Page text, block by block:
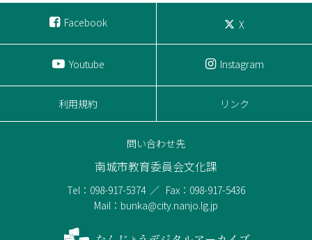
Facebook X
Youtube Instagram
利用規約 リンク
問い合わせ先
南城市教育委員会文化課
Tel：098-917-5374
Fax：098-917-5436
Mail：bunka@city.nanjo.lg.jp